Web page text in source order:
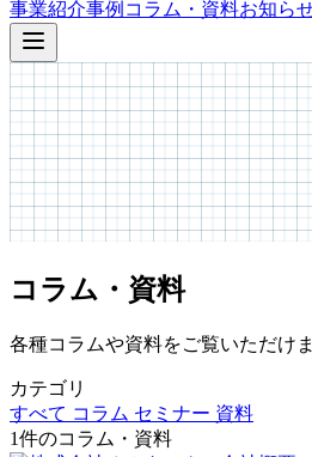
事業紹介事例 コラム・資料お知ら
コラム・資料
各種コラムや資料をご覧いただけま
カテゴリ
すべて コラム セミナー 資料
1件のコラム・資料